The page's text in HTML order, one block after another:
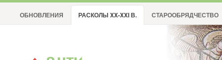
ОБНОВЛЕНИЯ РАСКОЛЫ XX-XXI В. СТАРООБРЯДЧЕСТВО